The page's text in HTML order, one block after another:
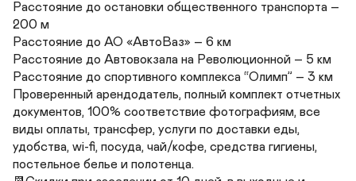
Расстояние до остановки общественного транспорта –
200 м
Расстояние до АО «АвтоВаз» – 6 км
Расстояние до Автовокзала на Революционной – 5 км
Расстояние до спортивного комплекса “Олимп” – 3 км
Проверенный арендодатель, полный комплект отчетных
документов, 100% соответствие фотографиям, все
виды оплаты, трансфер, услуги по доставки еды,
удобства, wi-fi, посуда, чай/кофе, средства гигиены,
постельное белье и полотенца.